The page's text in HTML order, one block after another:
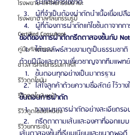
โรงพยาบาลศัลยกรรมนานะ
โรงพยาบาลศัลยกรรมรูบี
Certified Consultant
คู่มือศัลยกรรม
ข่าวสารศัลยกรรมเกาหลี
รีวิวดูดไขมัน
รีวิวดูดไขมันหน้า
รีวิวดูดไขมันเหนียง
รีวิวยกกระชับ
ผู้ที่จำเป็นต้องผ่าตัดนำเนื้อเยื่อเป
ผู้ที่ต้องการผ่าตัดแก้ไขชั้นตาจาก
ข้อดีของการผ่าตัดกรีดตาสองชั้นกับ
ได้ผลลัพธ์สวยงามดูเป็นธรรมชาติ
ด้วยฝีมือและความเชี่ยวชาญจากทีมแพท
ขั้นตอนทุกอย่างเป็นมาตรฐาน
ใส่ใจลูกค้าด้วยความซื่อสัตย์ ไว้วาง
ขั้นตอนการผ่าตัด
วางแผนการผ่าตัดอย่างละเอียดร
กรีดตาตามเส้นและองศาที่ออกแบบ